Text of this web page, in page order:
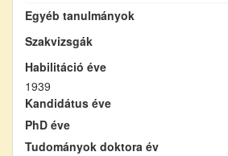
Egyéb tanulmányok
Szakvizsgák
Habilitáció éve
1939
Kandidátus éve
PhD éve
Tudományok doktora év